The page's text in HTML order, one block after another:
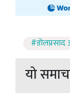
#डोलप्रसाद
यो